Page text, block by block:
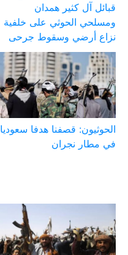
قبائل آل كثير همدان
ومسلحي الحوثي على خلفية
نزاع أرضي وسقوط جرحى
الحوثيون: قصفنا هدفا سعوديا
في مطار نجران